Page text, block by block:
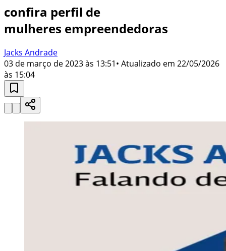
confira perfil de
mulheres empreendedoras
Jacks Andrade
03 de março de 2023 às 13:51• Atualizado em 22/05/2026
às 15:04